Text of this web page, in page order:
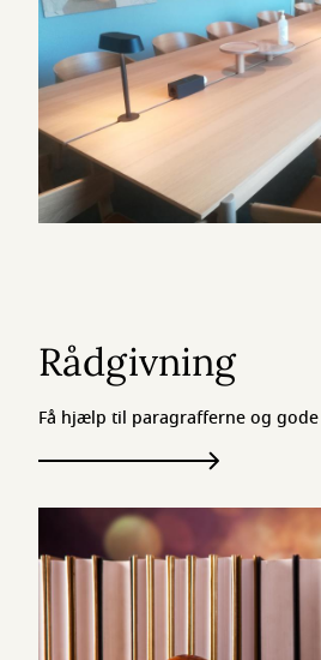
Rådgivning
Få hjælp til paragrafferne og